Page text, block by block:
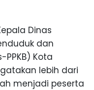
Dinas
dan
Kota
lebih dari
menjadi peserta